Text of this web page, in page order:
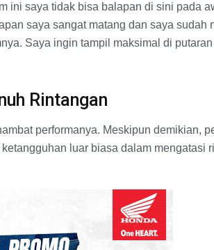
ini saya tidak bisa balapan di sini pada
saya sangat matang dan saya sudah
Saya ingin tampil maksimal di
Rintangan
performanya. Meskipun demikian,
luar biasa dalam mengatasi